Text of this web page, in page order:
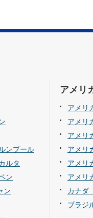
ンプール
ルタ
ン
ン
アメリ
アメリ
アメリ
アメリ
アメリ
アメリ
アメリ
カナダ
ブラジ